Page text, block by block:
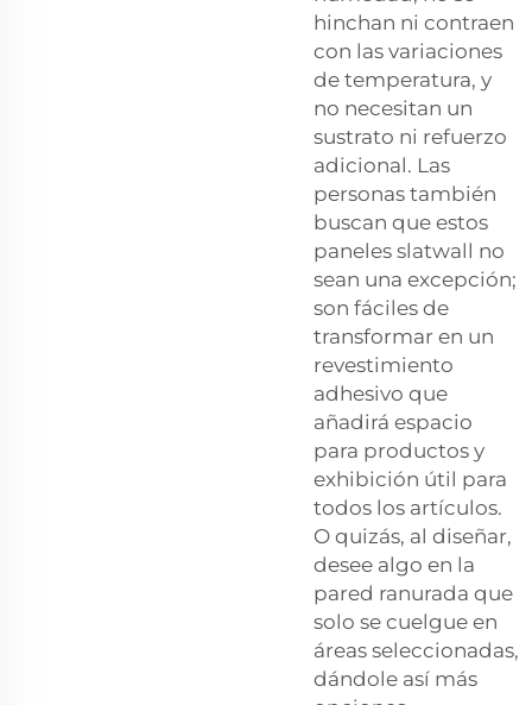
hinchan ni contraen
con las variaciones
de temperatura, y
no necesitan un
sustrato ni refuerzo
adicional. Las
personas también
buscan que estos
paneles slatwall no
sean una excepción;
son fáciles de
transformar en un
revestimiento
adhesivo que
añadirá espacio
para productos y
exhibición útil para
todos los artículos.
O quizás, al diseñar,
desee algo en la
pared ranurada que
solo se cuelgue en
áreas seleccionadas,
dándole así más